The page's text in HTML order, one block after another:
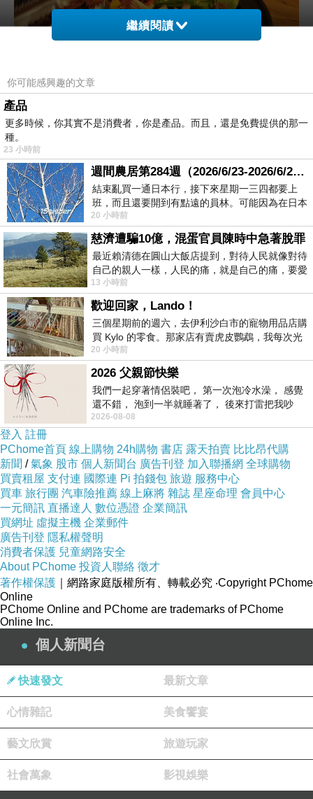
我點的是泡菜海鮮豆腐鍋$428
我的菜盤
繼續閱讀
你可能感興趣的文章
產品
更多時候，你其實不是消費者，你是產品。而且，還是免費提供的那一
種。
23 小時前
週間農居第284週（2026/6/23-2026/6/24) 夏至 金黃稻浪洋溢豐收喜悅
結束亂買一通日本行，接下來星期一三四都要上
班，而且還要開到有點遠的員林。可能因為在日本
花不少錢，星期一出門上班時，心裡沒有一
20 小時前
慈濟遭騙10億，混蛋官員陳時中急著脫罪
最近賴清德在圓山大飯店提到，對待人民就像對待
自己的親人一樣，人民的痛，就是自己的痛，要愛
民如親，說的這麼好聽，實際上根本沒做
13 小時前
歡迎回家，Lando！
三個星期前的週六，去伊利沙白市的寵物用品店購
買 Kylo 的零食。那家店有賣虎皮鸚鵡，我每次光
顧都會去看一下。他們偶爾會引進 C
20 小時前
2026 父親節快樂
我們一起穿著情侶裝吧， 第一次泡冷水澡， 感覺
還不錯， 泡到一半就睡著了， 後來打雷把我吵
醒， 手
2026-08-08
登入 註冊
PChome首頁 線上購物 24h購物 書店 露天拍賣 比比昂代購
新聞 /氣象 股市 個人新聞台 廣告刊登 加入聯播網 全球購物
買賣租屋 支付連 國際連 Pi 拍錢包 旅遊 服務中心
買車 旅行團 汽車險推薦 線上麻將 雜誌 星座命理 會員中心
一元簡訊 直播達人 數位憑證 企業簡訊
買網址 虛擬主機 企業郵件
廣告刊登 隱私權聲明
消費者保護 兒童網路安全
About PChome 投資人聯絡 徵才
著作權保護 ｜網路家庭版權所有、轉載必究 ‧Copyright PChome
Online
PChome Online and PChome are trademarks of PChome
Online Inc.
個人新聞台
快速發文 最新文章
心情雜記 美食饗宴
藝文欣賞 旅遊玩家
社會萬象 影視娛樂